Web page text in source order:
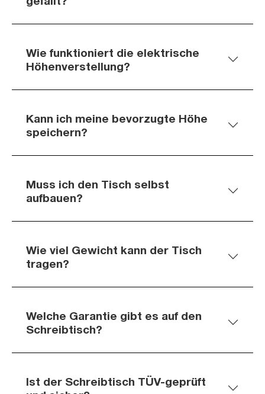
Wie funktioniert die elektrische
Höhenverstellung?
Kann ich meine bevorzugte Höhe
speichern?
Muss ich den Tisch selbst
aufbauen?
Wie viel Gewicht kann der Tisch
tragen?
Welche Garantie gibt es auf den
Schreibtisch?
Ist der Schreibtisch TÜV-geprüft